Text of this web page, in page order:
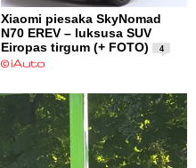
Xiaomi piesaka SkyNomad
N70 EREV – luksusa SUV
Eiropas tirgum (+ FOTO)
4